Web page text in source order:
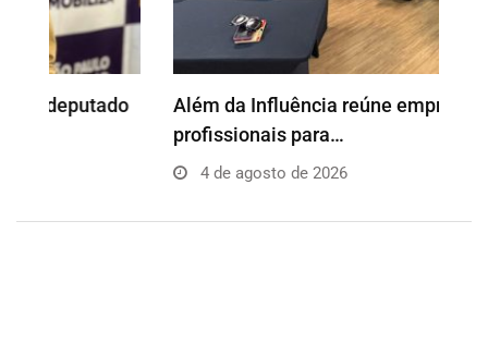
Além da Influência reúne empresários e
profissionais para…
4 de agosto de 2026